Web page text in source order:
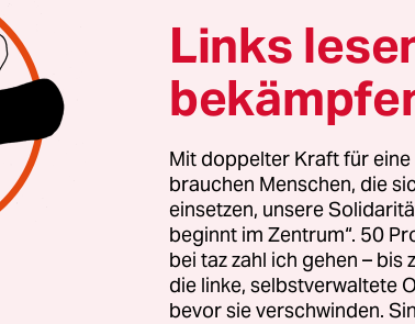
über sich selbst. Und auch in ihrem
University, in ihrer frühen Karriere
als Reporterin und
Erste schwarze Frau im Unterhaus
als Vertreterin des Ostlondoner
Newington gewählt wurde. Als
die 1957 in London geborene Tochter
Namen als Antirassistin und im Kampf
Aussagen geriet Abbott vor 13
Links
Mit doppelter Kraft für
brauchen Menschen, die
einsetzen, unsere
beginnt im Zentrum“. 50
bei taz zahl ich gehen –
die linke, selbstverwaltete
bevor sie verschwinden.